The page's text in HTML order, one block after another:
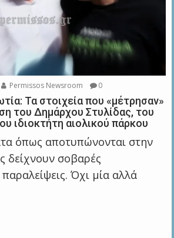
Permissos Newsroom 0
Τα στοιχεία που «μέτρησαν»
του Δημάρχου Στυλίδας, του
ιδιοκτήτη αιολικού πάρκου
όπως αποτυπώνονται στην
δείχνουν σοβαρές
παραλείψεις. Όχι μία αλλά